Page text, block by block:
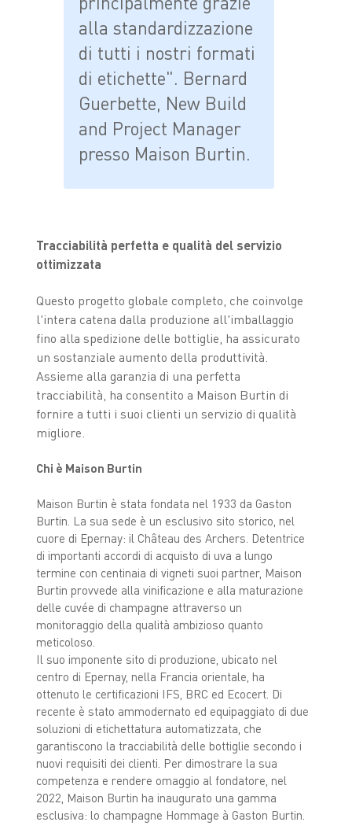
alla standardizzazione
di tutti i nostri formati
di etichette". Bernard
Guerbette, New Build
and Project Manager
presso Maison Burtin.
Tracciabilità perfetta e qualità del servizio
ottimizzata
Questo progetto globale completo, che coinvolge
l'intera catena dalla produzione all'imballaggio
fino alla spedizione delle bottiglie, ha assicurato
un sostanziale aumento della produttività.
Assieme alla garanzia di una perfetta
tracciabilità, ha consentito a Maison Burtin di
fornire a tutti i suoi clienti un servizio di qualità
migliore.
Chi è Maison Burtin
Maison Burtin è stata fondata nel 1933 da Gaston
Burtin. La sua sede è un esclusivo sito storico, nel
cuore di Epernay: il Château des Archers. Detentrice
di importanti accordi di acquisto di uva a lungo
termine con centinaia di vigneti suoi partner, Maison
Burtin provvede alla vinificazione e alla maturazione
delle cuvée di champagne attraverso un
monitoraggio della qualità ambizioso quanto
meticoloso.
Il suo imponente sito di produzione, ubicato nel
centro di Epernay, nella Francia orientale, ha
ottenuto le certificazioni IFS, BRC ed Ecocert. Di
recente è stato ammodernato ed equipaggiato di due
soluzioni di etichettatura automatizzata, che
garantiscono la tracciabilità delle bottiglie secondo i
nuovi requisiti dei clienti. Per dimostrare la sua
competenza e rendere omaggio al fondatore, nel
2022, Maison Burtin ha inaugurato una gamma
esclusiva: lo champagne Hommage à Gaston Burtin.